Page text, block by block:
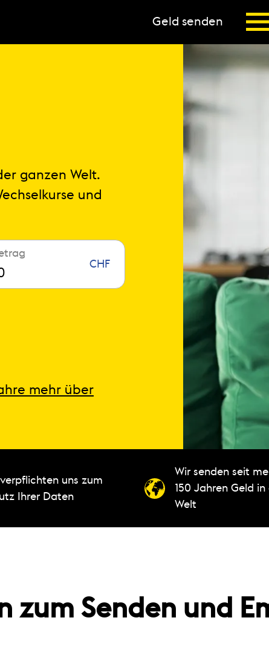
Geld senden
ganzen Welt.
und
CHF
mehr über
uns zum
Ihrer Daten
Wir senden seit
150 Jahren Geld
Welt
zum Senden und